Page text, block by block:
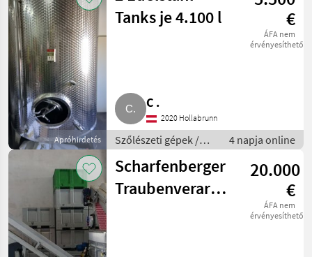
Apróhirdetés
Tanks je 4.100 l
€
ÁFA nem
érvényesíthető
C .
2020 Hollabrunn
Szőlészeti gépek /
Pincészeti gépek
4 napja online
Scharfenberger
Traubenverarbeitung
20.000
€
ÁFA nem
érvényesíthető